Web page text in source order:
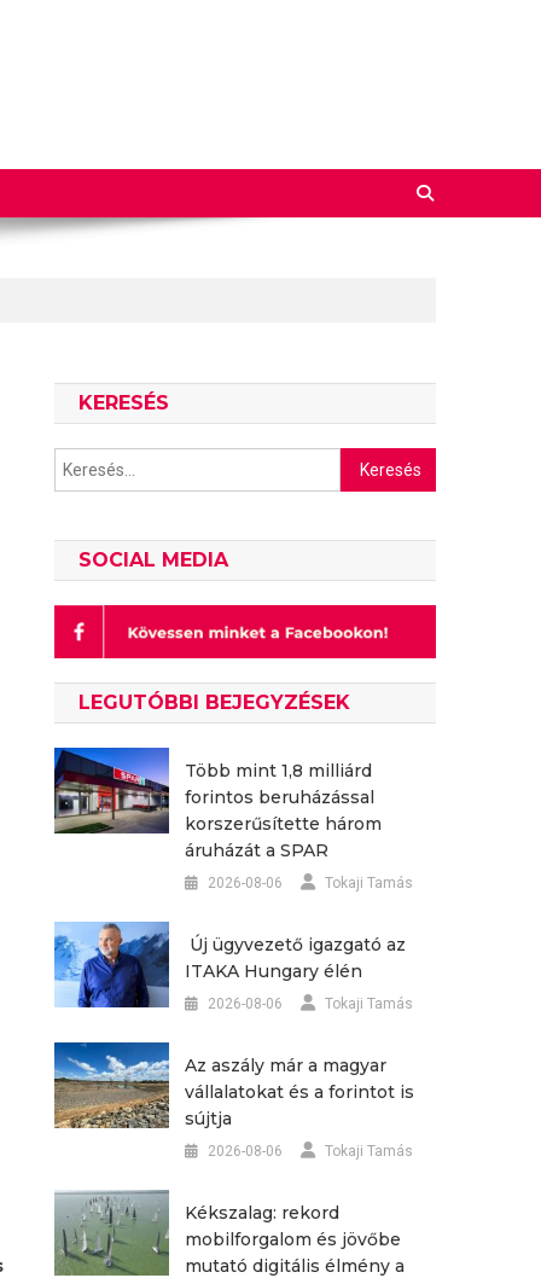
KERESÉS
Keresés:
SOCIAL MEDIA
LEGUTÓBBI BEJEGYZÉSEK
Több mint 1,8 milliárd
forintos beruházással
korszerűsítette három
áruházát a SPAR
2026-08-06 Tokaji Tamás
Új ügyvezető igazgató az
ITAKA Hungary élén
2026-08-06 Tokaji Tamás
Az aszály már a magyar
vállalatokat és a forintot is
sújtja
2026-08-06 Tokaji Tamás
Kékszalag: rekord
mobilforgalom és jövőbe
mutató digitális élmény a